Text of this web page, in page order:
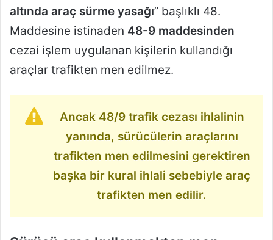
altında araç sürme yasağı” başlıklı 48.
Maddesine istinaden 48-9 maddesinden
cezai işlem uygulanan kişilerin kullandığı
araçlar trafikten men edilmez.
Ancak 48/9 trafik cezası ihlalinin
yanında, sürücülerin araçlarını
trafikten men edilmesini gerektiren
başka bir kural ihlali sebebiyle araç
trafikten men edilir.